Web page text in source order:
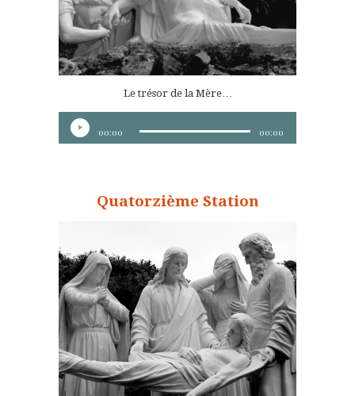
Le trésor de la Mère…
Lecteur
audio
00:00 00:00
Quatorzième Station